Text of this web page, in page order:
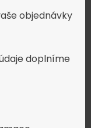
objednávky
doplníme